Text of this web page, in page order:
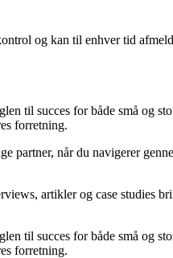
og kan til enhver tid
til succes for både små og
forretning.
når du navigerer
artikler og case studies
til succes for både små og
forretning.